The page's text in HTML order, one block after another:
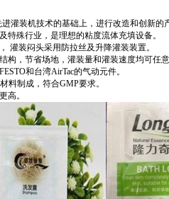
灌装机技术的基础上，进行改造和创新的
殊行业，是理想的粘度流体充填设备。
灌装闷头采用防拉丝及升降灌装装置。
，节省场地，灌装量和灌装速度均可任意
和台湾AirTac的气动元件。
料制成，符合GMP要求。
高。